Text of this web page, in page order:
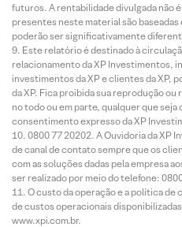
futuros. A rentabilidade divulgada não
presentes neste material são
poderão ser significativamente
Este relatório é destinado à
relacionamento da XP Investimentos,
investimentos da XP e clientes da XP,
da XP. Fica proibida sua reprodução
no todo ou em parte, qualquer que
consentimento expresso da XP
0800 77 20202. A Ouvidoria da XP
de canal de contato sempre que os
com as soluções dadas pela empresa
ser realizado por meio do telefone:
O custo da operação e a política de
de custos operacionais
www.xpi.com.br.